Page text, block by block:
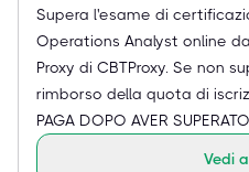
Supera l'esame di
Operations Analyst online
Proxy di CBTProxy. Se non
rimborso della quota di
PAGA DOPO AVER
Vedi